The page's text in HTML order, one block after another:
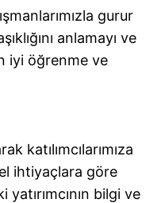
gurur
anlamayı ve
iyi öğrenme ve
katılımcılarımıza
ihtiyaçlara göre
bilgi ve